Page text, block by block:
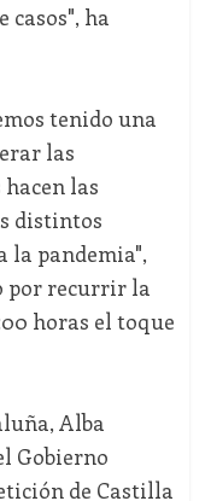
casos", ha
tenido una
las
las
distintos
la pandemia",
por recurrir la
horas el toque
Alba
Gobierno
de Castilla